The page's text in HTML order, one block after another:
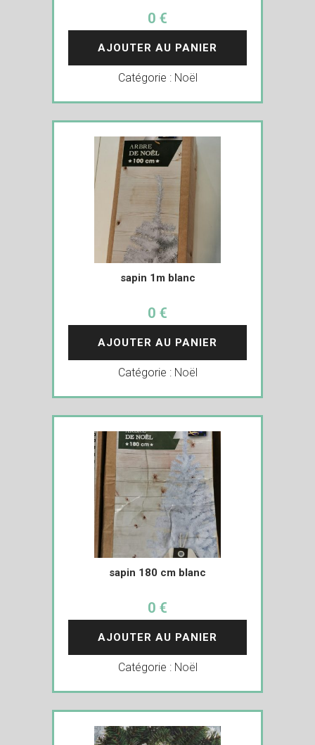
0 €
AJOUTER AU PANIER
Catégorie : Noël
sapin 1m blanc
0 €
AJOUTER AU PANIER
Catégorie : Noël
sapin 180 cm blanc
0 €
AJOUTER AU PANIER
Catégorie : Noël